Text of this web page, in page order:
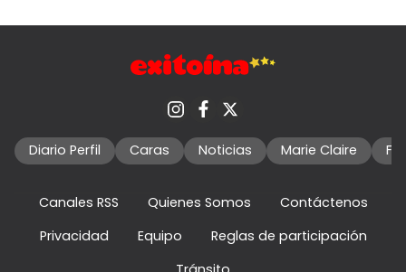
Diario Perfil Caras Noticias Marie Claire
Canales RSS Quienes Somos
Contáctenos
Privacidad
Equipo
Reglas de participación